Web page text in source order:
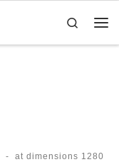
Search
- at dimensions 1280